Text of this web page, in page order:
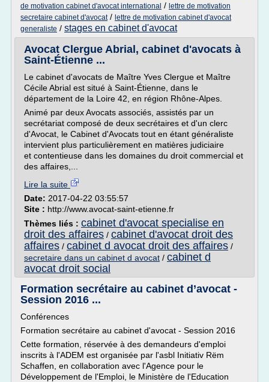
de motivation cabinet d'avocat international / lettre de motivation
secretaire cabinet d'avocat/ lettre de motivation cabinet d'avocat
generaliste / stages en cabinet d'avocat
Avocat Clergue Abrial, cabinet d'avocats à
Saint-Étienne ...
Le cabinet d'avocats de Maître Yves Clergue et Maître
Cécile Abrial est situé à Saint-Étienne, dans le
département de la Loire 42, en région Rhône-Alpes.
Animé par deux Avocats associés, assistés par un
secrétariat composé de deux secrétaires et d'un clerc
d'Avocat, le Cabinet d'Avocats tout en étant généraliste
intervient plus particulièrement en matières judiciaire
et contentieuse dans les domaines du droit commercial et
des affaires,...
Lire la suite
Date: 2017-04-22 03:55:57
Site : http://www.avocat-saint-etienne.fr
Thèmes liés : cabinet d'avocat specialise en
droit des affaires / cabinet d'avocat droit des
affaires / cabinet d avocat droit des affaires /
secretaire dans un cabinet d avocat / cabinet d
avocat droit social
Formation secrétaire au cabinet d’avocat -
Session 2016 ...
Conférences
Formation secrétaire au cabinet d'avocat - Session 2016
Cette formation, réservée à des demandeurs d'emploi
inscrits à l'ADEM est organisée par l'asbl Initiativ Rëm
Schaffen, en collaboration avec l'Agence pour le
Développement de l'Emploi, le Ministère de l'Education